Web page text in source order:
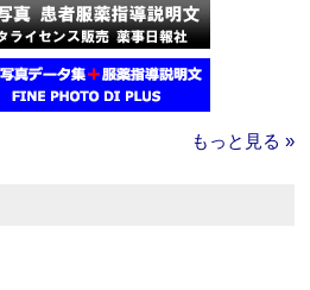
もっと見る »